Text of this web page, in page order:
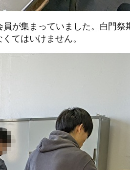
が集まっていました。白門
てはいけません。